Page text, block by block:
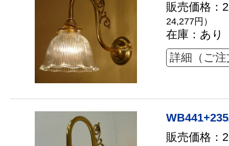
販売価格：
24,277円）
在庫：あり
詳細（ご
販売価格：